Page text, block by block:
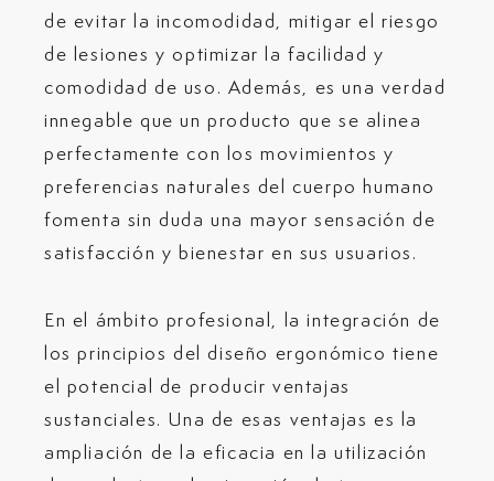
de evitar la incomodidad, mitigar el riesgo
de lesiones y optimizar la facilidad y
comodidad de uso. Además, es una verdad
innegable que un producto que se alinea
perfectamente con los movimientos y
preferencias naturales del cuerpo humano
fomenta sin duda una mayor sensación de
satisfacción y bienestar en sus usuarios.
En el ámbito profesional, la integración de
los principios del diseño ergonómico tiene
el potencial de producir ventajas
sustanciales. Una de esas ventajas es la
ampliación de la eficacia en la utilización